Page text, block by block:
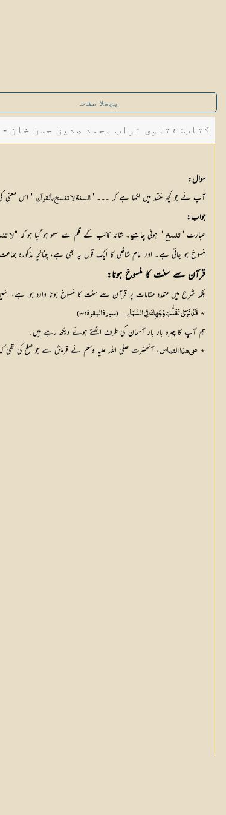
پچھلا صفحہ
کتاب: فتاوی نواب محمد صدیق حسن خان -
سوال:
آپ نے جو کچھ منتقد میں لکھا ہے کہ ۔۔۔ " السنة لا تنسخ بالقرآن " اس معنی
جواب:
عبارت " تنسخ " ہونی چاہیے۔ شائد کاتب کے قلم سے سہو ہو گیا ہو کہ " لا
منسوخ ہو جاتی ہے۔ اور امام شافعی کا ایک قول یہ بھی ہے، چنانچہ
قرآن سے سنت کا منسوخ ہونا:
بلکہ شرع میں متعدد مقامات پر قرآن سے سنت کا منسوخ ہونا وارد ہوا ہے،
٭ قَدْ نَرَىٰ تَقَلُّبَ وَجْهِكَ فِي السَّمَاءِ ۔۔۔ (سورة البقرة: 144)
ہم آپ کا چہرہ بار بار آسمان کی طرف اٹھتے ہوئے دیکھ رہے ہیں۔
٭ علي هذا القياس، آنحضرت صلی اللہ علیہ وسلم نے قریش سے جو صلح کی